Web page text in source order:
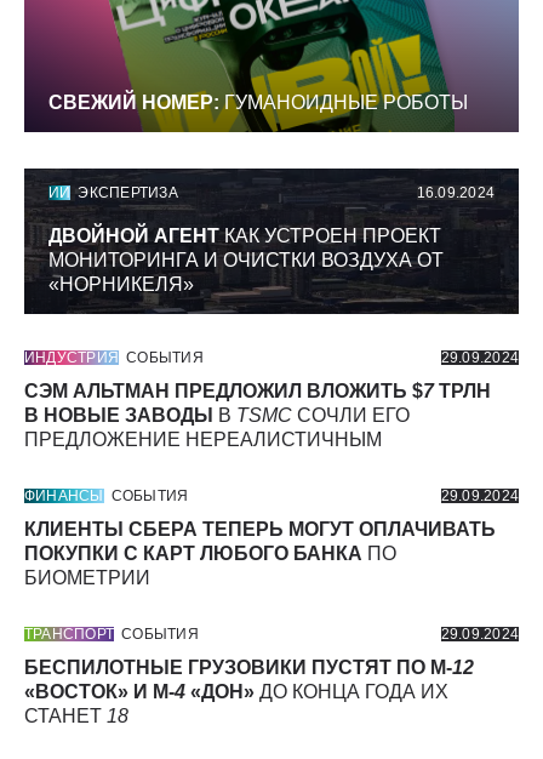
СВЕЖИЙ НОМЕР: ГУМАНОИДНЫЕ РОБОТЫ
ИИ ЭКСПЕРТИЗА 16.09.2024
ДВОЙНОЙ АГЕНТКАК УСТРОЕН ПРОЕКТ
МОНИТОРИНГА И ОЧИСТКИ ВОЗДУХА ОТ
«НОРНИКЕЛЯ»
ИНДУСТРИЯ СОБЫТИЯ 29.09.2024
СЭМ АЛЬТМАН ПРЕДЛОЖИЛ ВЛОЖИТЬ $7ТРЛН
В НОВЫЕ ЗАВОДЫ
В TSMC СОЧЛИ ЕГО
ПРЕДЛОЖЕНИЕ НЕРЕАЛИСТИЧНЫМ
ФИНАНСЫ СОБЫТИЯ 29.09.2024
КЛИЕНТЫ СБЕРА ТЕПЕРЬ МОГУТ ОПЛАЧИВАТЬ
ПОКУПКИ С КАРТ ЛЮБОГО БАНКА ПО
БИОМЕТРИИ
ТРАНСПОРТ СОБЫТИЯ 29.09.2024
БЕСПИЛОТНЫЕ ГРУЗОВИКИ ПУСТЯТ ПО М-12
«ВОСТОК» И М-4 «ДОН» ДО КОНЦА ГОДА ИХ
СТАНЕТ 18